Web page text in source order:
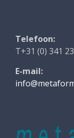
Telefoon:
T+31 (0) 341
E-mail: